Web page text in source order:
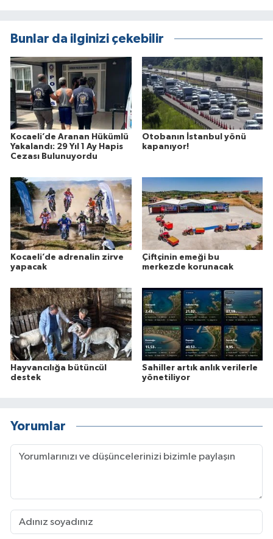
Bunlar da ilginizi çekebilir
Kocaeli’de Aranan Hükümlü
Yakalandı: 29 Yıl 1 Ay Hapis
Cezası Bulunuyordu
Otobanın İstanbul yönü
kapanıyor!
Kocaeli’de adrenalin zirve
yapacak
Çiftçinin emeği bu
merkezde korunacak
Hayvancılığa bütüncül
destek
Sahiller artık anlık verilerle
yönetiliyor
Yorumlar